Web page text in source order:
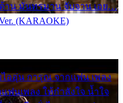
ด้าน มันทรมาน จับจาน เอย…
(KARAOKE)
ออุ่น การุณ จากแฟน เพลง
ฟนเพลง ให้กำลังใจ น้ำใจ